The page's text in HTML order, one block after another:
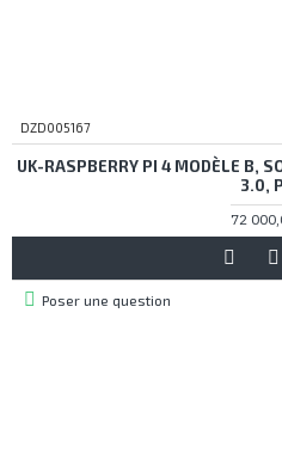
DZD005167
UK-RASPBERRY PI 4 MODÈLE B,
3.0,
72
Poser une question